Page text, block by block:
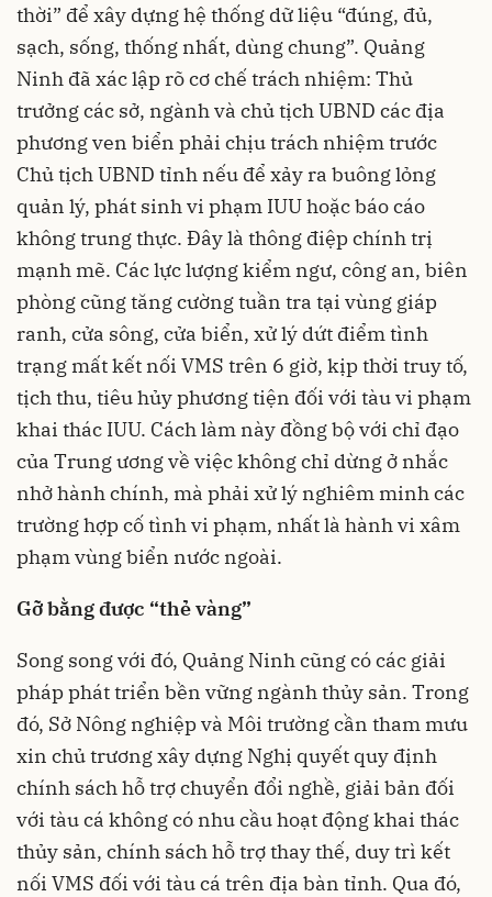
thời” để xây dựng hệ thống dữ liệu “đúng, đủ,
sạch, sống, thống nhất, dùng chung”. Quảng
Ninh đã xác lập rõ cơ chế trách nhiệm: Thủ
trưởng các sở, ngành và chủ tịch UBND các địa
phương ven biển phải chịu trách nhiệm trước
Chủ tịch UBND tỉnh nếu để xảy ra buông lỏng
quản lý, phát sinh vi phạm IUU hoặc báo cáo
không trung thực. Đây là thông điệp chính trị
mạnh mẽ. Các lực lượng kiểm ngư, công an, biên
phòng cũng tăng cường tuần tra tại vùng giáp
ranh, cửa sông, cửa biển, xử lý dứt điểm tình
trạng mất kết nối VMS trên 6 giờ, kịp thời truy tố,
tịch thu, tiêu hủy phương tiện đối với tàu vi phạm
khai thác IUU. Cách làm này đồng bộ với chỉ đạo
của Trung ương về việc không chỉ dừng ở nhắc
nhở hành chính, mà phải xử lý nghiêm minh các
trường hợp cố tình vi phạm, nhất là hành vi xâm
phạm vùng biển nước ngoài.
Gỡ bằng được “thẻ vàng”
Song song với đó, Quảng Ninh cũng có các giải
pháp phát triển bền vững ngành thủy sản. Trong
đó, Sở Nông nghiệp và Môi trường cần tham mưu
xin chủ trương xây dựng Nghị quyết quy định
chính sách hỗ trợ chuyển đổi nghề, giải bản đối
với tàu cá không có nhu cầu hoạt động khai thác
thủy sản, chính sách hỗ trợ thay thế, duy trì kết
nối VMS đối với tàu cá trên địa bàn tỉnh. Qua đó,